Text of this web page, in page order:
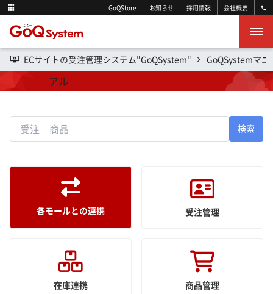
GoQStore お知らせ 採用情報 会社概要
ECサイトの受注管理システム"GoQSystem" GoQSystemマニ
操作マニュアル
検索
各モールとの連携 受注管理
在庫連携 商品管理